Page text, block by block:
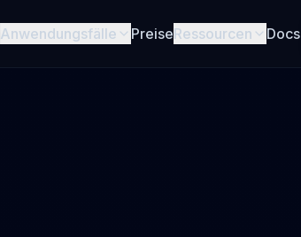
Anwendungsfälle PreiseRessourcen Docs